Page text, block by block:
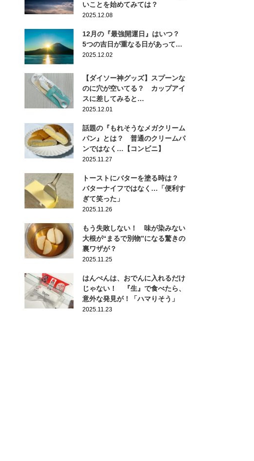
いことを始めてみては？
2025.12.08
12月の『最強開運日』はいつ？
5つの吉日が重なる日があって…
2025.12.02
【ダイソー神グッズ】スプーンな
のに穴が空いてる？ カップアイ
スに差してみると…
2025.12.01
話題の『もれそうなメガクリーム
パン』とは？ 普通のクリームパ
ンではなく…【コンビニ】
2025.11.27
トーストにバターを塗る時は？
バターナイフではなく…「便利す
ぎて笑った」
2025.11.26
もう失敗しない！ 味が染みない
大根が“まるで別物”になる驚きの
裏ワザが？
2025.11.25
はんぺんは、おでんに入れるだけ
じゃない！ 『生』で食べたら、
意外な発見が！「ハマりそう」
2025.11.23